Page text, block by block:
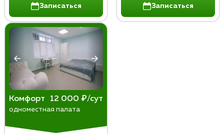
Записаться Записаться
Комфорт 12 000 ₽/сут
одноместная палата